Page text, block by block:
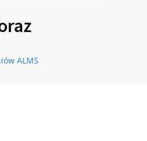
ALMS